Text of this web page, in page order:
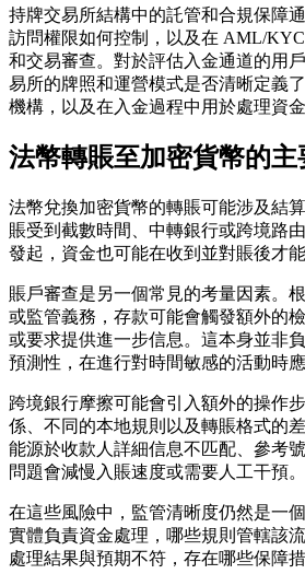
持牌交易所結構中的託管和合規保障
訪問權限如何控制，以及在 AML/
和交易審查。對於評估入金通道的用
易所的牌照和運營模式是否清晰定義
機構，以及在入金過程中用於處理資
法幣轉賬至加密貨幣的
法幣兌換加密貨幣的轉賬可能涉及結
賬受到截數時間、中轉銀行或跨境路
發起，資金也可能在收到並對賬後才能
賬戶審查是另一個常見的考量因素。
或監管義務，存款可能會觸發額外的
或要求提供進一步信息。這本身並非
預測性，在進行對時間敏感的活動時
跨境銀行摩擦可能會引入額外的操作
係、不同的本地規則以及轉賬格式的
能源於收款人詳細信息不匹配、參考
問題會減慢入賬速度或需要人工干預。
在這些風險中，監管清晰度仍然是一
實體負責資金處理，哪些規則管轄該
處理結果與預期不符，存在哪些保障